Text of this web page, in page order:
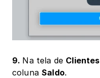
9. Na tela de Clientes
coluna Saldo.